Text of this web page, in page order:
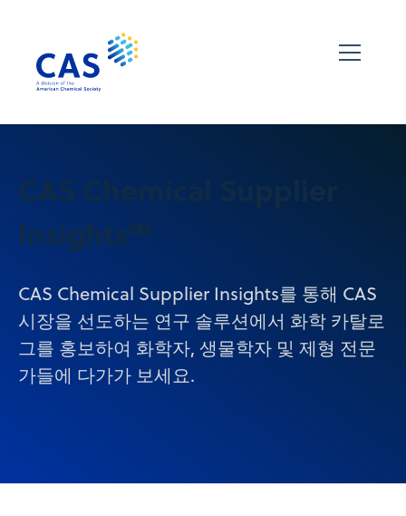
CAS Chemical Supplier
Insights℠
CAS Chemical Supplier Insights를 통해 CAS
시장을 선도하는 연구 솔루션에서 화학 카탈로
그를 홍보하여 화학자, 생물학자 및 제형 전문
가들에 다가가 보세요.